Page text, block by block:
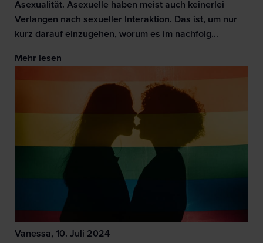
Asexualität. Asexuelle haben meist auch keinerlei
Verlangen nach sexueller Interaktion. Das ist, um nur
kurz darauf einzugehen, worum es im nachfolg...
Mehr lesen
Vanessa, 10. Juli 2024